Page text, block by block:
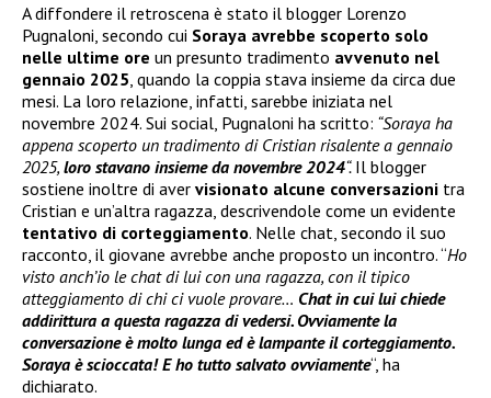
A diffondere il retroscena è stato il blogger Lorenzo
Pugnaloni, secondo cui Soraya avrebbe scoperto solo
nelle ultime ore un presunto tradimento avvenuto nel
gennaio 2025 , quando la coppia stava insieme da circa due
mesi. La loro relazione, infatti, sarebbe iniziata nel
novembre 2024. Sui social, Pugnaloni ha scritto: “Soraya ha
appena scoperto un tradimento di Cristian risalente a gennaio
2025, loro stavano insieme da novembre 2024“. Il blogger
sostiene inoltre di aver visionato alcune conversazioni tra
Cristian e un’altra ragazza, descrivendole come un evidente
tentativo di corteggiamento. Nelle chat, secondo il suo
racconto, il giovane avrebbe anche proposto un incontro. “Ho
visto anch’io le chat di lui con una ragazza, con il tipico
atteggiamento di chi ci vuole provare… Chat in cui lui chiede
addirittura a questa ragazza di vedersi. Ovviamente la
conversazione è molto lunga ed è lampante il corteggiamento.
Soraya è scioccata! E ho tutto salvato ovviamente“, ha
dichiarato.